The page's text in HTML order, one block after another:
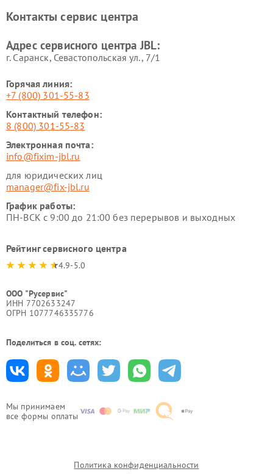
Мы принимаем
все формы оплаты
Контакты сервис центра
Адрес сервисного центра JBL:
г. Саранск, Севастопольская ул., 7/1
Горячая линия:
+7 (800) 301-55-83
Контактный телефон:
8 (800) 301-55-83
Электронная почта:
info@fixim-jbl.ru
для юридических лиц
manager@fix-jbl.ru
График работы:
ПН-ВСК с 9:00 до 21:00 без перерывов и выходных
Рейтинг сервисного центра
4.9-5.0
ООО "Русервис"
ИНН 7702633247
ОГРН 1077746335776
Поделиться в соц. сетях:
Политика конфиденциальности